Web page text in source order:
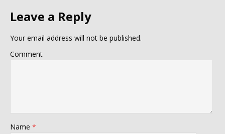
Leave a Reply
Your email address will not be published.
Comment
Name *